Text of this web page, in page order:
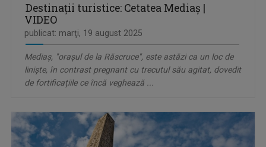
Destinații turistice: Cetatea Mediaș |
VIDEO
publicat: marţi, 19 august 2025
Mediaș, "orașul de la Răscruce", este astăzi ca un loc de
liniște, în contrast pregnant cu trecutul său agitat, dovedit
de fortificațiile ce încă veghează ...